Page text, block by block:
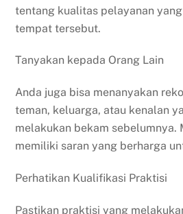
tentang kualitas pelayanan
tempat tersebut.
Tanyakan kepada Orang Lain
Anda juga bisa menanyakan
teman, keluarga, atau kenalan
melakukan bekam sebelumnya.
memiliki saran yang berharga
Perhatikan Kualifikasi Praktisi
Pastikan praktisi yang